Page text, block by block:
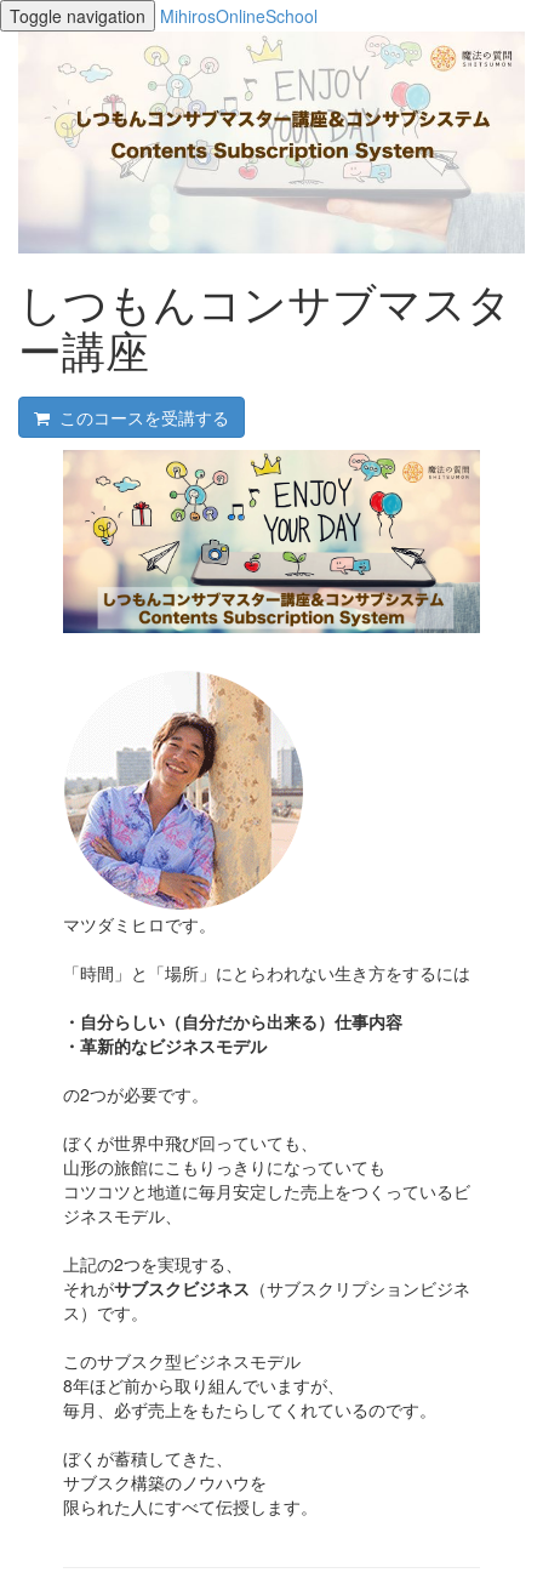
Toggle navigation MihirosOnlineSchool
しつもんコンサブマスタ
ー講座
このコースを受講する
マツダミヒロです。
「時間」と「場所」にとらわれない生き方をするには
・自分らしい（自分だから出来る）仕事内容
・革新的なビジネスモデル
の2つが必要です。
ぼくが世界中飛び回っていても、
山形の旅館にこもりっきりになっていても
コツコツと地道に毎月安定した売上をつくっているビ
ジネスモデル、
上記の2つを実現する、
それがサブスクビジネス （サブスクリプションビジネ
ス）です。
このサブスク型ビジネスモデル
8年ほど前から取り組んでいますが、
毎月、必ず売上をもたらしてくれているのです。
ぼくが蓄積してきた、
サブスク構築のノウハウを
限られた人にすべて伝授します。